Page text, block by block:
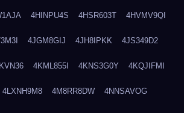
4HINPU4S 4HSR603T 4HVMV9QI
4JGM8GIJ 4JH8IPKK 4JS349D2
4KML855I 4KNS3G0Y 4KQJIFMI
4LXNH9M8 4M8RR8DW 4NNSAVOG